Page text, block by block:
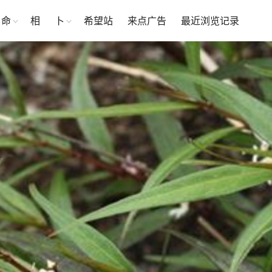
命 相 卜 希望站 来点广告 最近浏览记录